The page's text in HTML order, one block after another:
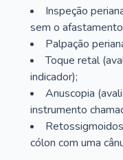
Inspeção
sem o
Palpação
Toque retal
indicador);
Anuscopia
instrumento
cólon com uma